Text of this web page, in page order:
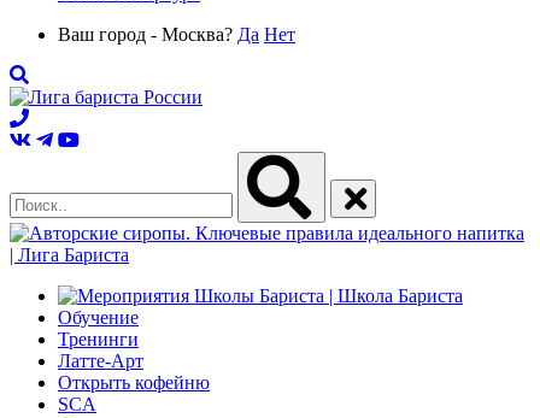
Ваш город - Москва? Да Нет
Обучение
Тренинги
Латте-Арт
Открыть кофейню
SCA